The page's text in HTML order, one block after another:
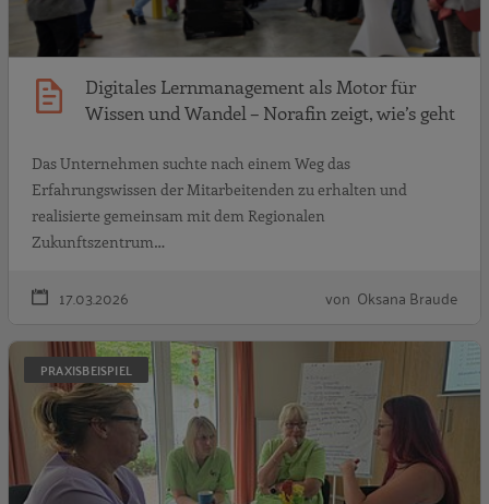
Digitales Lernmanagement als Motor für
Wissen und Wandel – Norafin zeigt, wie’s geht
Das Unternehmen suchte nach einem Weg das
Erfahrungswissen der Mitarbeitenden zu erhalten und
realisierte gemeinsam mit dem Regionalen
Zukunftszentrum…
17.03.2026 von Oksana Braude
PRAXISBEISPIEL